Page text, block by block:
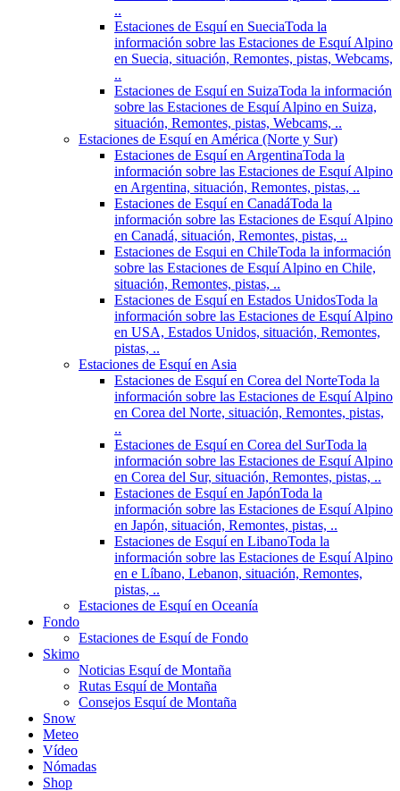
..
Estaciones de Esquí en SueciaToda la
información sobre las Estaciones de Esquí Alpino
en Suecia, situación, Remontes, pistas, Webcams,
..
Estaciones de Esquí en SuizaToda la información
sobre las Estaciones de Esquí Alpino en Suiza,
situación, Remontes, pistas, Webcams, ..
Estaciones de Esquí en América (Norte y Sur)
Estaciones de Esquí en ArgentinaToda la
información sobre las Estaciones de Esquí Alpino
en Argentina, situación, Remontes, pistas, ..
Estaciones de Esquí en CanadáToda la
información sobre las Estaciones de Esquí Alpino
en Canadá, situación, Remontes, pistas, ..
Estaciones de Esqui en ChileToda la información
sobre las Estaciones de Esquí Alpino en Chile,
situación, Remontes, pistas, ..
Estaciones de Esquí en Estados UnidosToda la
información sobre las Estaciones de Esquí Alpino
en USA, Estados Unidos, situación, Remontes,
pistas, ..
Estaciones de Esquí en Asia
Estaciones de Esquí en Corea del NorteToda la
información sobre las Estaciones de Esquí Alpino
en Corea del Norte, situación, Remontes, pistas,
..
Estaciones de Esquí en Corea del SurToda la
información sobre las Estaciones de Esquí Alpino
en Corea del Sur, situación, Remontes, pistas, ..
Estaciones de Esquí en JapónToda la
información sobre las Estaciones de Esquí Alpino
en Japón, situación, Remontes, pistas, ..
Estaciones de Esquí en LibanoToda la
información sobre las Estaciones de Esquí Alpino
en e Líbano, Lebanon, situación, Remontes,
pistas, ..
Estaciones de Esquí en Oceanía
Fondo
Estaciones de Esquí de Fondo
Skimo
Noticias Esquí de Montaña
Rutas Esquí de Montaña
Consejos Esquí de Montaña
Snow
Meteo
Vídeo
Nómadas
Shop